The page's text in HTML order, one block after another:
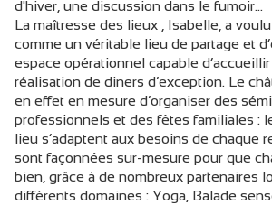
d'hiver, une discussion dans le fumoir…
La maîtresse des lieux , Isabelle, a
comme un véritable lieu de partage et
espace opérationnel capable
réalisation de diners d’exception. Le
en effet en mesure d’organiser des
professionnels et des fêtes familiales :
lieu s’adaptent aux besoins de chaque
sont façonnées sur-mesure pour que
bien, grâce à de nombreux partenaires
différents domaines : Yoga, Balade